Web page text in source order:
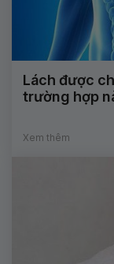
Lách được
trường hợp
Xem thêm